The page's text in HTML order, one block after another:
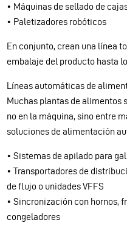
• Máquinas de sellado de
• Paletizadores robóticos
En conjunto, crean una línea
embalaje del producto hasta
Líneas automáticas de
Muchas plantas de alimentos
no en la máquina, sino entre
soluciones de alimentación
• Sistemas de apilado para
• Transportadores de
de flujo o unidades VFFS
• Sincronización con hornos,
congeladores